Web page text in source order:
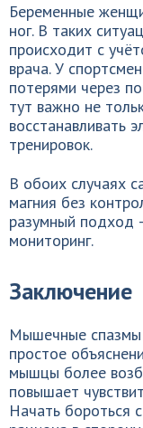
Беременные
ног. В таких
происходит с
врача. У
потерями через
тут важно не
восстанавливать
тренировок.
В обоих случаях
магния без
разумный подход
мониторинг.
Заключение
Мышечные спазмы
простое
мышцы более
повышает
Начать бороться